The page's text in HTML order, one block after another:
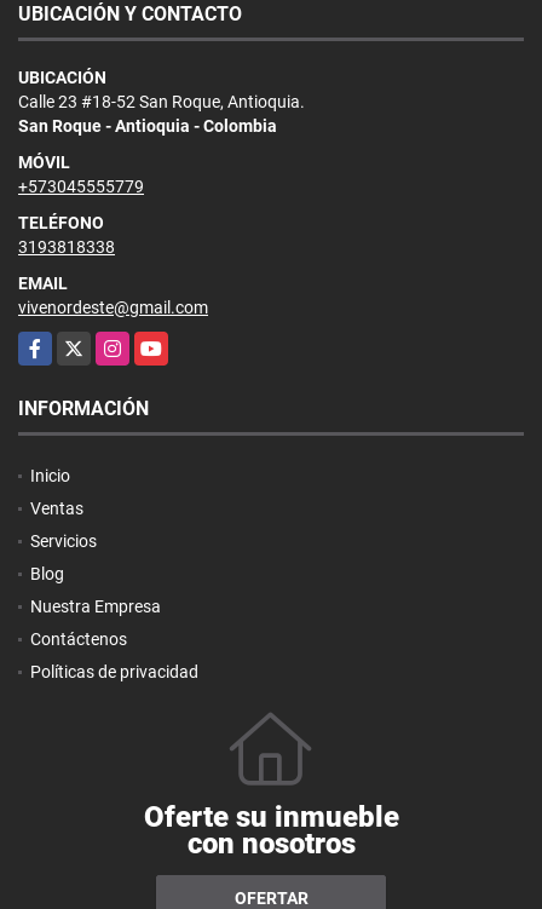
UBICACIÓN Y CONTACTO
UBICACIÓN
Calle 23 #18-52 San Roque, Antioquia.
San Roque - Antioquia - Colombia
MÓVIL
+573045555779
TELÉFONO
3193818338
EMAIL
vivenordeste@gmail.com
Facebook
X InstagramYouTube
INFORMACIÓN
Inicio
Ventas
Servicios
Blog
Nuestra Empresa
Contáctenos
Políticas de privacidad
Oferte su inmueble
con nosotros
OFERTAR